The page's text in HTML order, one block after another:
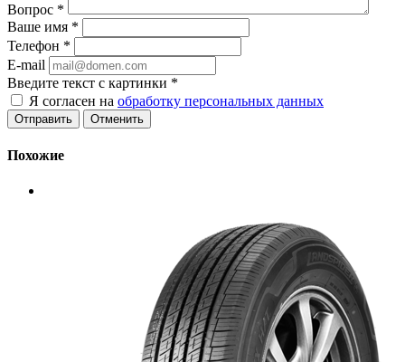
Вопрос *
Ваше имя *
Телефон *
E-mail
Введите текст с картинки *
Я согласен на обработку персональных данных
Отменить
Похожие